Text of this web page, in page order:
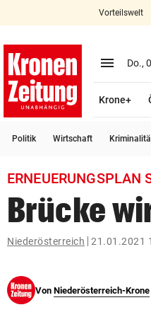
account_circle Anmelden
bookmark
search
Suchbegriff
Vorteilswelt
menu Menü
Do.,
Krone+
Politik Wirtschaft
ERNEUERUNGSPLAN
Brücke
Niederösterreich 21.01.2021
Von Niederösterreich-Krone